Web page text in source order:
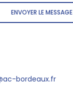
ENVOYER LE MESSAGE
bordeaux.fr